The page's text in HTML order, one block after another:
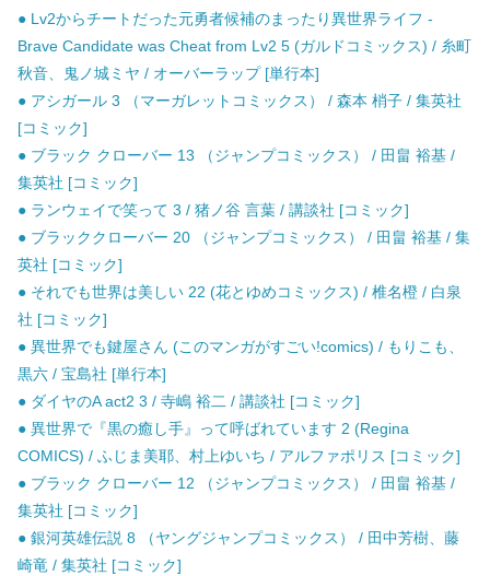
● Lv2からチートだった元勇者候補のまったり異世界ライフ -
Brave Candidate was Cheat from Lv2 5 (ガルドコミックス) / 糸町
秋音、鬼ノ城ミヤ / オーバーラップ [単行本]
● アシガール 3 （マーガレットコミックス） / 森本 梢子 / 集英社
[コミック]
● ブラック クローバー 13 （ジャンプコミックス） / 田畠 裕基 /
集英社 [コミック]
● ランウェイで笑って 3 / 猪ノ谷 言葉 / 講談社 [コミック]
● ブラッククローバー 20 （ジャンプコミックス） / 田畠 裕基 / 集
英社 [コミック]
● それでも世界は美しい 22 (花とゆめコミックス) / 椎名橙 / 白泉
社 [コミック]
● 異世界でも鍵屋さん (このマンガがすごい!comics) / もりこも、
黒六 / 宝島社 [単行本]
● ダイヤのA act2 3 / 寺嶋 裕二 / 講談社 [コミック]
● 異世界で『黒の癒し手』って呼ばれています 2 (Regina
COMICS) / ふじま美耶、村上ゆいち / アルファポリス [コミック]
● ブラック クローバー 12 （ジャンプコミックス） / 田畠 裕基 /
集英社 [コミック]
● 銀河英雄伝説 8 （ヤングジャンプコミックス） / 田中芳樹、藤
崎竜 / 集英社 [コミック]